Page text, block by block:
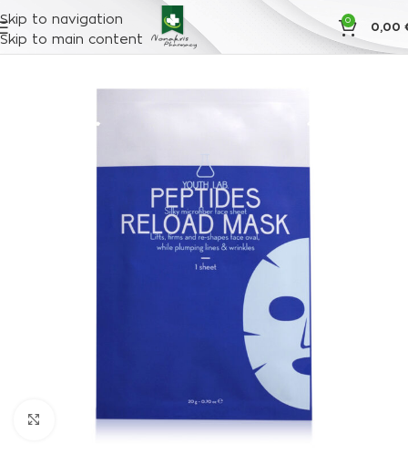
Skip to navigation
Skip to main content
0
0,00
Κλικ για μεγέθυνση